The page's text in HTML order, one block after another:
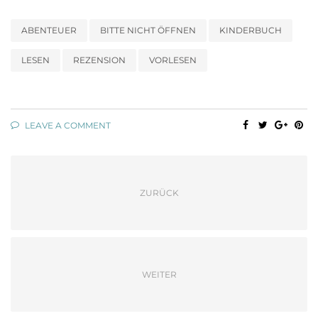
ABENTEUER BITTE NICHT ÖFFNEN KINDERBUCH
LESEN REZENSION VORLESEN
LEAVE A COMMENT
ZURÜCK
WEITER